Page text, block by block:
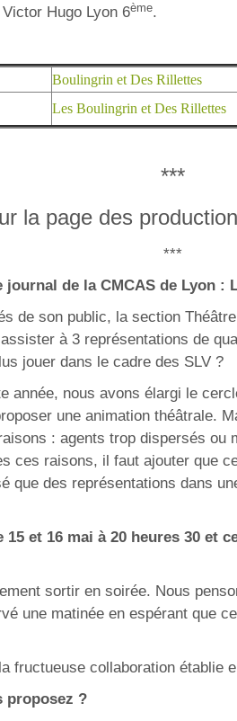
Hugo Lyon 6ème.
Boulingrin et Des Rillettes
Les Boulingrin et Des Rillettes
***
la page des
***
journal de la CMCAS de Lyon :
de son public, la section
à 3 représentations de
jouer dans le cadre des SLV ?
année, nous avons élargi le
une animation théâtrale.
: agents trop dispersés ou
ces raisons, il faut ajouter que
que des représentations dans
et 16 mai à 20 heures 30 et
sortir en soirée. Nous
une matinée en espérant que
fructueuse collaboration établie
proposez ?